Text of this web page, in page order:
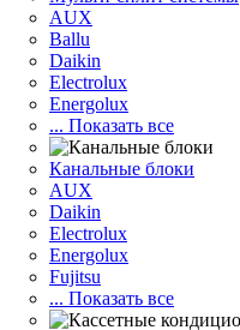
AUX
Ballu
Daikin
Electrolux
Energolux
... Показать все
Канальные блоки
AUX
Dаikin
Electrolux
Energolux
Fujitsu
... Показать все